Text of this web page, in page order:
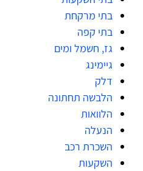
בתי מרקחת
בתי קפה
גז, חשמל ומים
גיימינג
דלק
הלבשה תחתונה
הלוואות
הנעלה
השכרת רכב
השקעות